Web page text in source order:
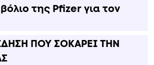
της Pfizer για τον
ΠΟΥ ΣΟΚΑΡΕΙ ΤΗΝ